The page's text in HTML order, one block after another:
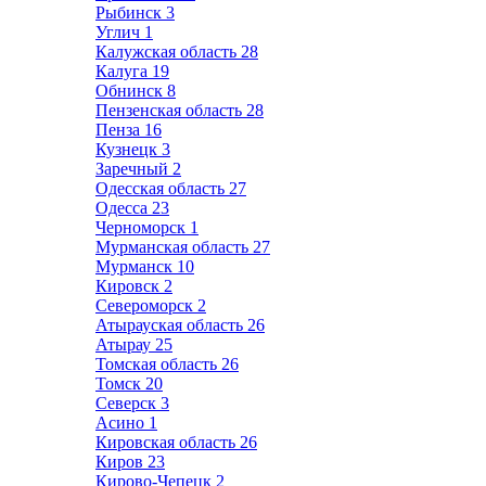
Рыбинск 3
Углич 1
Калужская область 28
Калуга 19
Обнинск 8
Пензенская область 28
Пенза 16
Кузнецк 3
Заречный 2
Одесская область 27
Одесса 23
Черноморск 1
Мурманская область 27
Мурманск 10
Кировск 2
Североморск 2
Атырауская область 26
Атырау 25
Томская область 26
Томск 20
Северск 3
Асино 1
Кировская область 26
Киров 23
Кирово-Чепецк 2